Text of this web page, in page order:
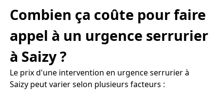
Combien ça coûte pour faire
appel à un urgence serrurier
à Saizy ?
Le prix d'une intervention en urgence serrurier à
Saizy peut varier selon plusieurs facteurs :